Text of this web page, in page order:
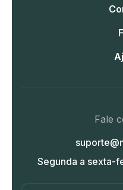
Fale
Segunda a sexta-